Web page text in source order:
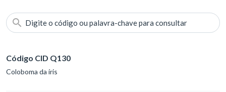
Digite o código ou palavra-chave para consultar
Código CID Q130
Coloboma da íris